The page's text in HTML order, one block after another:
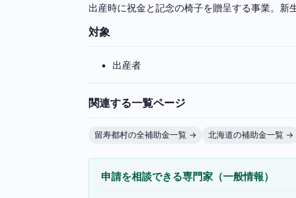
出産時に祝金と記念の椅子を贈呈する事業。新
対象
出産者
関連する一覧ページ
留寿都村の全補助金一覧 → 北海道の補助金一覧 →
申請を相談できる専門家（一般情報）